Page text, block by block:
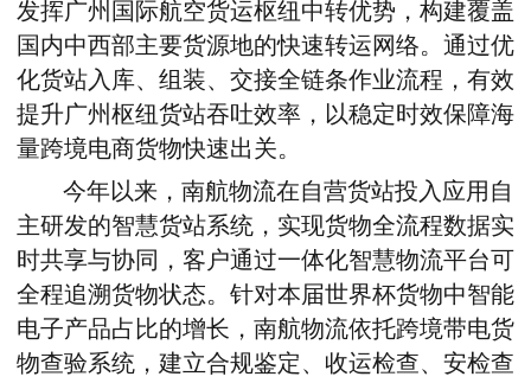
发挥广州国际航空货运枢纽中转优势，构建覆盖
国内中西部主要货源地的快速转运网络。通过优
化货站入库、组装、交接全链条作业流程， 有效
提升广州枢纽货站吞吐效率，以稳定时效保障海
量跨境电商货物快速出关。
今年以来，南航物流在自营货站投入应用自
主研发的智慧货站系统，实现货物全流程数据实
时共享与协同，客户通过一体化智慧物流平台可
全程追溯货物状态。针对本届世界杯货物中智能
电子产品占比的增长，南航物流依托跨境带电货
物查验系统，建立合规鉴定、收运检查、安检查